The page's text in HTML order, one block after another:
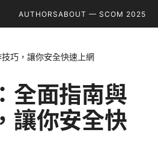
AUTHORSABOUT — SCOM 2025
巧，讓你安全快速上網
全面指南與
讓你安全快